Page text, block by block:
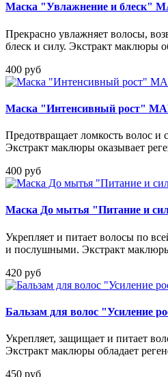
Маска "Увлажнение и
Прекрасно увлажняет волосы,
блеск и силу. Экстракт маклюры
400 руб
Маска "Интенсивный рост"
Предотвращает ломкость волос и
Экстракт маклюры оказывает
400 руб
Маска До мытья "Питание и
Укрепляет и питает волосы по
и послушными. Экстракт
420 руб
Бальзам для волос
Укрепляет, защищает и питает
Экстракт маклюры обладает
450 руб